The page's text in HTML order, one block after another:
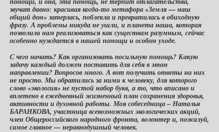
звучат давно: красивая когда-то метафора «Земля — наш
общий дом» затерлась, поблекла и превратилась в обиходную
фразу. А проблемы никуда не ушли, и планета наша, которая
позволила нам реализоваться как существам разумным, сейчас
особенно нуждается в нашей помощи и особом уходе.
С чего начать? Как организовать посильную помощь? Какую
задачу каждый должен поставить для себя в этом
направлении? Вопросов много. А вот получить ответы на них
не просто. Мы обратились за ними к человеку, для которого
слово «экология» не пустой набор букв, а то, что вписано и
вплетено в ежедневный жизненный план сохранения здоровья,
активности и духовной работы. Моя собеседница – Наталья
БАРАНКОВА, участница всевозможных экологических акций,
член Общероссийского народного фронта, волонтер и, пожалуй,
самое главное — неравнодушный человек.